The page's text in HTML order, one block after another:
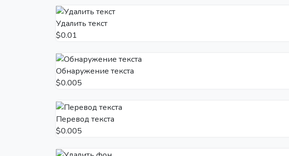
Удалить текст
$0.01
Обнаружение текста
$0.005
Перевод текста
$0.005